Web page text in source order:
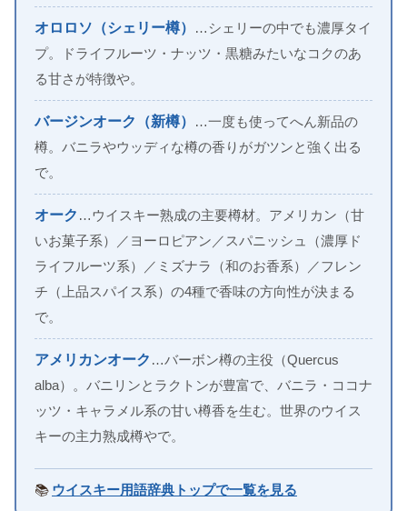
オロロソ（シェリー樽）
…シェリーの中でも濃厚タイ
プ。ドライフルーツ・ナッツ・黒糖みたいなコクのあ
る甘さが特徴や。
バージンオーク（新樽）
…一度も使ってへん新品の
樽。バニラやウッディな樽の香りがガツンと強く出る
で。
オーク …ウイスキー熟成の主要樽材。アメリカン（甘
いお菓子系）／ヨーロピアン／スパニッシュ（濃厚ド
ライフルーツ系）／ミズナラ（和のお香系）／フレン
チ（上品スパイス系）の4種で香味の方向性が決まる
で。
アメリカンオーク …バーボン樽の主役（Quercus
alba）。バニリンとラクトンが豊富で、バニラ・ココナ
ッツ・キャラメル系の甘い樽香を生む。世界のウイス
キーの主力熟成樽やで。
📚 ウイスキー用語辞典トップで一覧を見る